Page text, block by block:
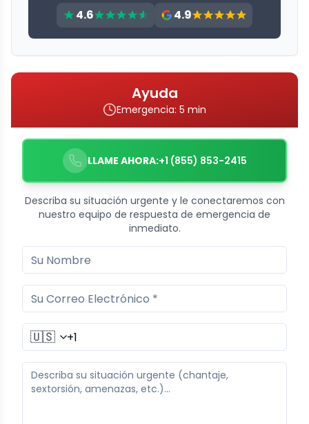
4.6 4.9
Ayuda
Emergencia: 5 min
LLAME AHORA:+1 (855) 853-2415
Describa su situación urgente y le conectaremos con
nuestro equipo de respuesta de emergencia de
inmediato.
🇺🇸